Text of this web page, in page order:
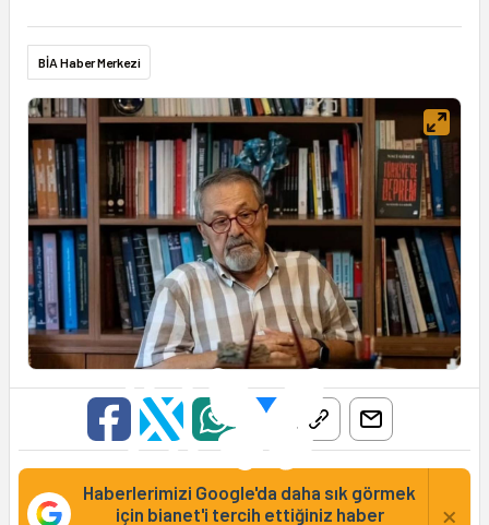
BİA Haber Merkezi
Haberlerimizi Google'da daha sık görmek
için bianet'i tercih ettiğiniz haber
×